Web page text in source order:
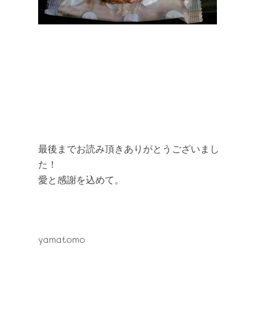
最後までお読み頂きありがとうございまし
た！
愛と感謝を込めて。
yamatomo